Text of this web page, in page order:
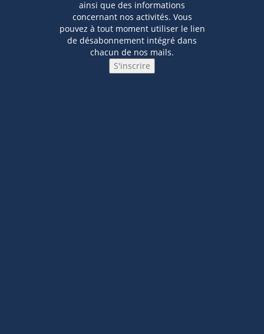
ainsi que des informations
concernant nos activités. Vous
pouvez à tout moment utiliser le lien
de désabonnement intégré dans
chacun de nos mails.